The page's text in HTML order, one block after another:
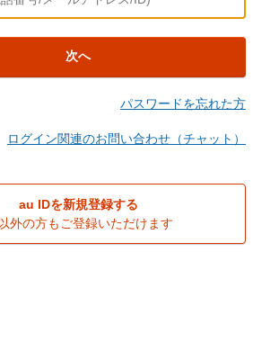
次へ
パスワードを忘れた方
ログイン関連のお問い合わせ（チャット）
au IDを新規登録する
外の方もご登録いただけます